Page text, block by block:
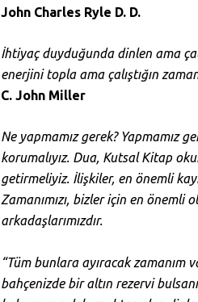
John Charles Ryle D. D.
İhtiyaç duyduğunda dinlen ama
enerjini topla ama çalıştığın
C. John Miller
Ne yapmamız gerek? Yapmamız
korumalıyız. Dua, Kutsal Kitap
getirmeliyiz. İlişkiler, en önemli
Zamanımızı, bizler için en önemli
arkadaşlarımızdır.
“Tüm bunlara ayıracak
bahçenizde bir altın rezervi